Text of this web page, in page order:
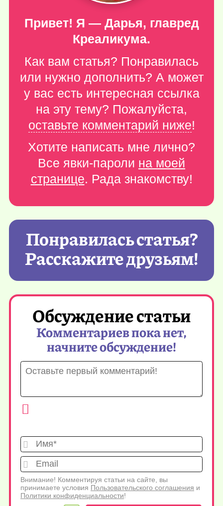
Привет! Я — Дарья, главред
Креаликума.
Как вам статья? Понравилась
или нужно дополнить? А может
у вас есть интересная ссылка
на эту тему? Пожалуйста,
оставьте комментарий ниже!
Хотите написать мне лично?
Все явки-пароли на моей
странице. Рада знакомству!
Понравилась статья?
Расскажите друзьям!
Обсуждение статьи
Комментариев пока нет,
начните обсуждение!
Имя*
Внимание! Комментируя статьи на сайте, вы
принимаете условия Пользовательского соглашения и
Политики конфиденциальности!